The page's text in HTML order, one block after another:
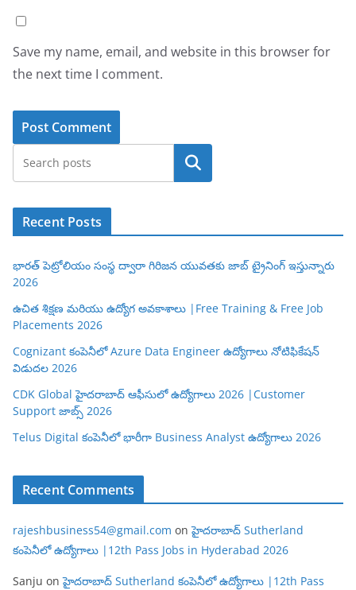
Save my name, email, and website in this browser for
the next time I comment.
Search
Recent Posts
భారత్ పెట్రోలియం సంస్థ ద్వారా గిరిజన యువతకు జాబ్ ట్రైనింగ్ ఇస్తున్నారు
2026
ఉచిత శిక్షణ మరియు ఉద్యోగ అవకాశాలు |Free Training & Free Job
Placements 2026
Cognizant కంపెనీలో Azure Data Engineer ఉద్యోగాలు నోటిఫికేషన్
విడుదల 2026
CDK Global హైదరాబాద్ ఆఫీసులో ఉద్యోగాలు 2026 |Customer
Support జాబ్స్ 2026
Telus Digital కంపెనీలో భారీగా Business Analyst ఉద్యోగాలు 2026
Recent Comments
rajeshbusiness54@gmail.com onహైదరాబాద్ Sutherland
కంపెనీలో ఉద్యోగాలు |12th Pass Jobs in Hyderabad 2026
Sanju onహైదరాబాద్ Sutherland కంపెనీలో ఉద్యోగాలు |12th Pass